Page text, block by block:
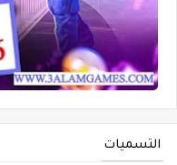
التسميات